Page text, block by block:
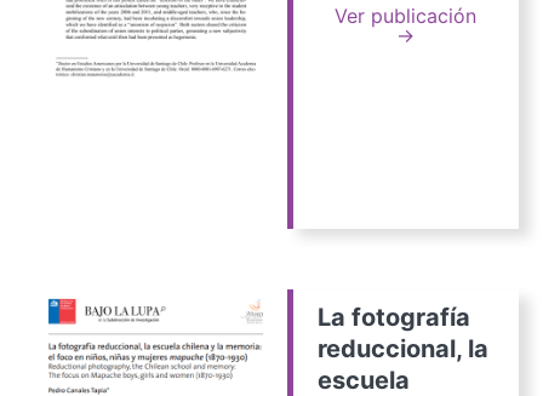
Ver publicación
→
La fotografía
reduccional, la
escuela